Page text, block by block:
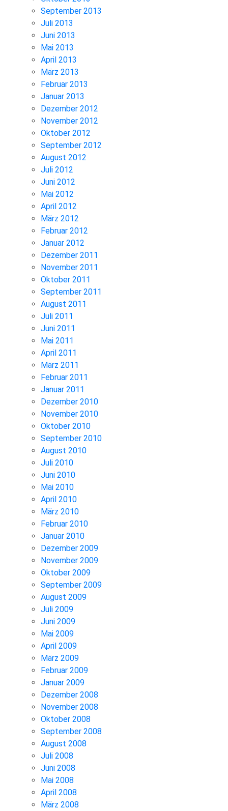
September 2013
Juli 2013
Juni 2013
Mai 2013
April 2013
März 2013
Februar 2013
Januar 2013
Dezember 2012
November 2012
Oktober 2012
September 2012
August 2012
Juli 2012
Juni 2012
Mai 2012
April 2012
März 2012
Februar 2012
Januar 2012
Dezember 2011
November 2011
Oktober 2011
September 2011
August 2011
Juli 2011
Juni 2011
Mai 2011
April 2011
März 2011
Februar 2011
Januar 2011
Dezember 2010
November 2010
Oktober 2010
September 2010
August 2010
Juli 2010
Juni 2010
Mai 2010
April 2010
März 2010
Februar 2010
Januar 2010
Dezember 2009
November 2009
Oktober 2009
September 2009
August 2009
Juli 2009
Juni 2009
Mai 2009
April 2009
März 2009
Februar 2009
Januar 2009
Dezember 2008
November 2008
Oktober 2008
September 2008
August 2008
Juli 2008
Juni 2008
Mai 2008
April 2008
März 2008